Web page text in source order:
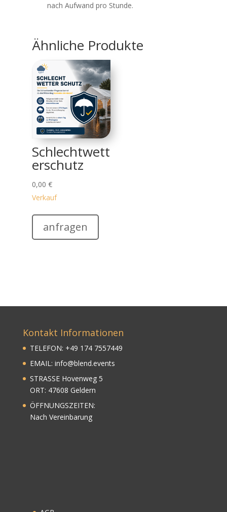
nach Aufwand pro Stunde.
Ähnliche Produkte
Schlechtwett
erschutz
0,00 €
Verkauf
anfragen
Kontakt Informationen
TELEFON: +49 174 7557449
EMAIL: info@blend.events
STRASSE Hovenweg 5
ORT: 47608 Geldern
ÖFFNUNGSZEITEN:
Nach Vereinbarung